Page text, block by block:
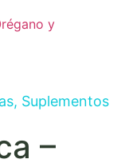
, Suplementos
–